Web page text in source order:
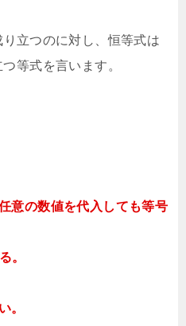
り立つのに対し、恒等式は
等式を言います。
意の数値を代入しても等号
。
。